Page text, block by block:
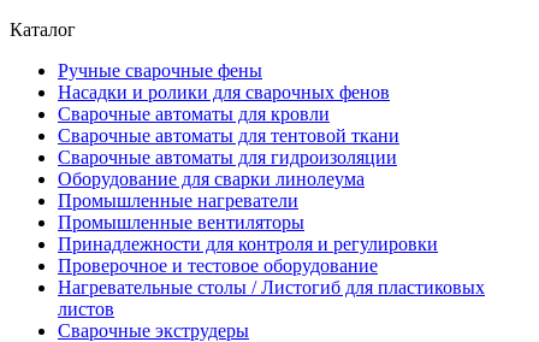
Каталог
Ручные сварочные фены
Насадки и ролики для сварочных фенов
Сварочные автоматы для кровли
Сварочные автоматы для тентовой ткани
Сварочные автоматы для гидроизоляции
Оборудование для сварки линолеума
Промышленные нагреватели
Промышленные вентиляторы
Принадлежности для контроля и регулировки
Проверочное и тестовое оборудование
Нагревательные столы / Листогиб для пластиковых
листов
Сварочные экструдеры